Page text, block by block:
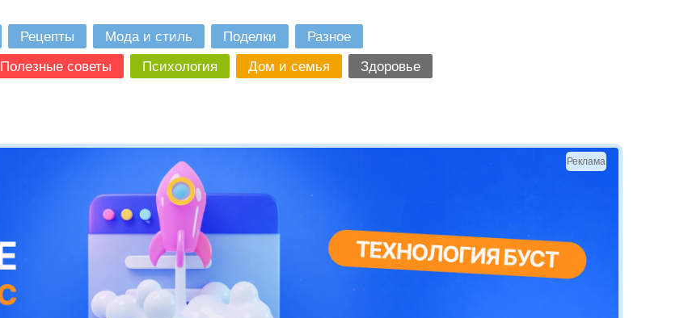
Рецепты Мода и стиль Поделки
Разное
Полезные советы Психология Дом и семья Здоровье
Реклама